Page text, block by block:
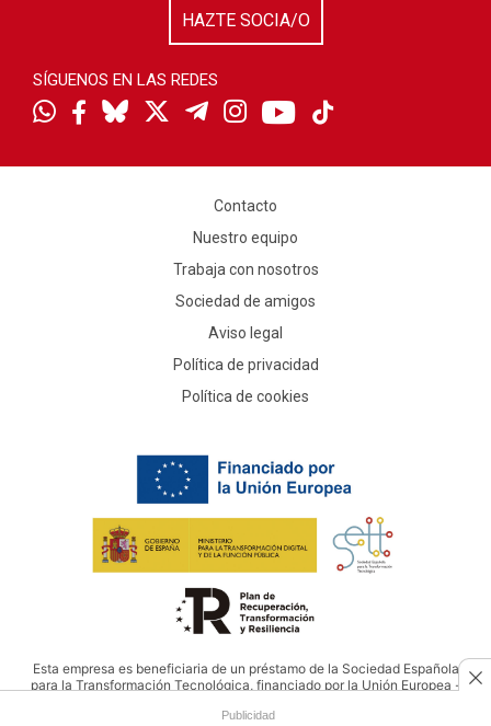
Publicidad
HAZTE SOCIA/O
SÍGUENOS EN LAS REDES
Contacto
Nuestro equipo
Trabaja con nosotros
Sociedad de amigos
Aviso legal
Política de privacidad
Política de cookies
Esta empresa es beneficiaria de un préstamo de la Sociedad Española
para la Transformación Tecnológica, financiado por la Unión Europea -